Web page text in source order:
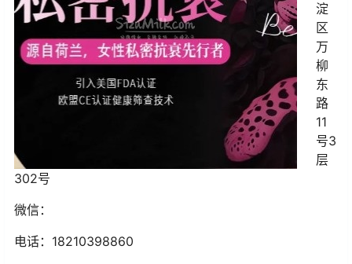
淀
区
万
柳
东
路
11
号3
层
302号
微信：
电话：18210398860